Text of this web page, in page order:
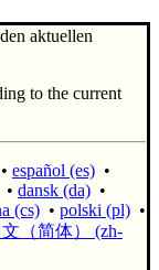
aktuellen
to the current
• español (es) •
• dansk (da) •
(cs) • polski (pl) •
（简体）‎ (zh-